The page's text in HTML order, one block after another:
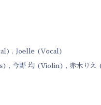
, Joelle (Vocal)
, 今野 均 (Violin) , 赤木りえ